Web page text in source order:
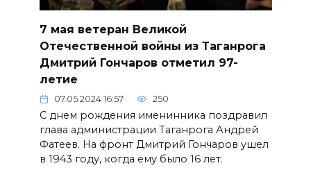
7 мая ветеран Великой
Отечественной войны из Таганрога
Дмитрий Гончаров отметил 97-
летие
07.05.2024 16:57 250
С днем рождения именинника поздравил
глава администрации Таганрога Андрей
Фатеев. На фронт Дмитрий Гончаров ушел
в 1943 году, когда ему было 16 лет.